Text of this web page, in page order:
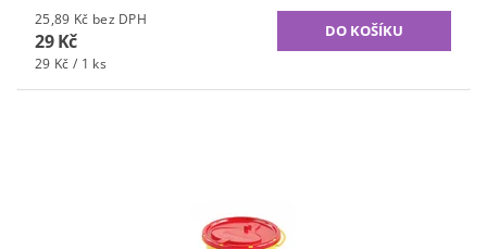
25,89 Kč bez DPH
29 Kč
29 Kč / 1 ks